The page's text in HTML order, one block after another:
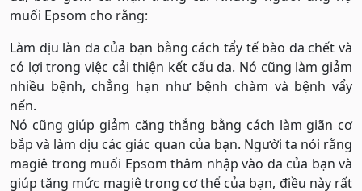
muối Epsom cho rằng:
Làm dịu làn da của bạn bằng cách tẩy tế bào da chết và
có lợi trong việc cải thiện kết cấu da. Nó cũng làm giảm
nhiều bệnh, chẳng hạn như bệnh chàm và bệnh vẩy
nến.
Nó cũng giúp giảm căng thẳng bằng cách làm giãn cơ
bắp và làm dịu các giác quan của bạn. Người ta nói rằng
magiê trong muối Epsom thâm nhập vào da của bạn và
giúp tăng mức magiê trong cơ thể của bạn, điều này rất